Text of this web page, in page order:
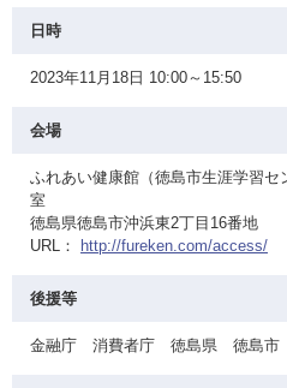
日時
2023年11月18日 10:00～15:50
会場
ふれあい健康館（徳島市生涯学習
室
徳島県徳島市沖浜東2丁目16番地
URL：
http://fureken.com/access/
後援等
金融庁 消費者庁 徳島県 徳島市